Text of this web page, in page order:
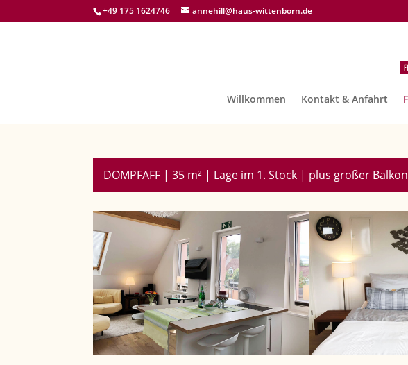
+49 175 1624746 annehill@haus-wittenborn.de
Willkommen Kontakt & Anfahrt
DOMPFAFF | 35 m² | Lage im 1. Stock | plus großer